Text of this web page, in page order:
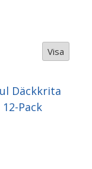
Visa
Däckkrita
Pack